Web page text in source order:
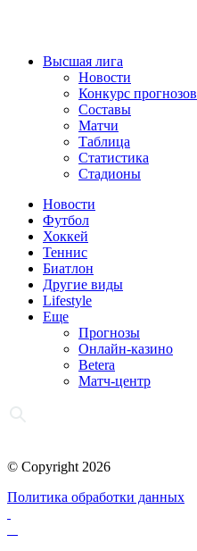
Высшая лига
Новости
Конкурс прогнозов
Составы
Матчи
Таблица
Статистика
Стадионы
Новости
Футбол
Хоккей
Теннис
Биатлон
Другие виды
Lifestyle
Еще
Прогнозы
Онлайн-казино
Betera
Матч-центр
© Copyright 2026
Политика обработки данных